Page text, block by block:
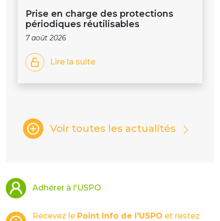
Prise en charge des protections
périodiques réutilisables
7 août 2026
Lire la suite
Voir toutes les actualités
Adhérer à l'USPO
Recevez le Point Info de l'USPO et restez